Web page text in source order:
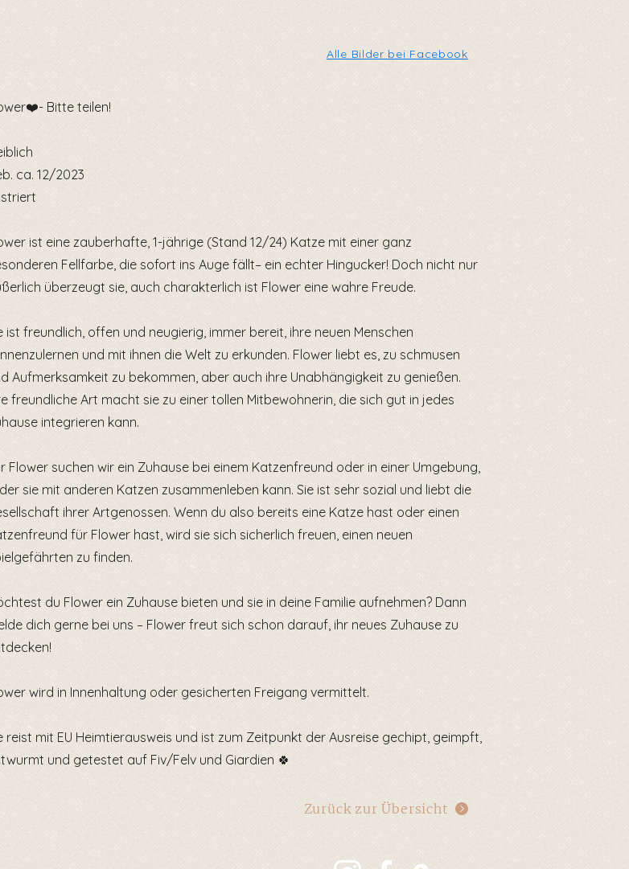
Alle Bilder bei Facebook
Bitte teilen!
ca. 12/2023
ist eine zauberhafte, 1-jährige (Stand 12/24) Katze mit einer ganz
Fellfarbe, die sofort ins Auge fällt– ein echter Hingucker! Doch nicht nur
überzeugt sie, auch charakterlich ist Flower eine wahre Freude.
ist freundlich, offen und neugierig, immer bereit, ihre neuen Menschen
und mit ihnen die Welt zu erkunden. Flower liebt es, zu schmusen
Aufmerksamkeit zu bekommen, aber auch ihre Unabhängigkeit zu genießen.
freundliche Art macht sie zu einer tollen Mitbewohnerin, die sich gut in jedes
integrieren kann.
Flower suchen wir ein Zuhause bei einem Katzenfreund oder in einer Umgebung,
sie mit anderen Katzen zusammenleben kann. Sie ist sehr sozial und liebt die
ihrer Artgenossen. Wenn du also bereits eine Katze hast oder einen
für Flower hast, wird sie sich sicherlich freuen, einen neuen
zu finden.
du Flower ein Zuhause bieten und sie in deine Familie aufnehmen? Dann
dich gerne bei uns – Flower freut sich schon darauf, ihr neues Zuhause zu
wird in Innenhaltung oder gesicherten Freigang vermittelt.
reist mit EU Heimtierausweis und ist zum Zeitpunkt der Ausreise gechipt, geimpft,
und getestet auf Fiv/Felv und Giardien 🍀
Zurück zur Übersicht